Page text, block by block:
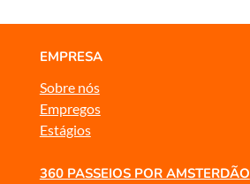
EMPRESA
Sobre nós
Empregos
Estágios
360 PASSEIOS POR AMSTERDÃO